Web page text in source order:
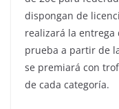
dispongan de
realizará la entrega
prueba a partir de
se premiará con
de cada categoría.